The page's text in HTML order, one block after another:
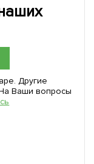
Другие
Ваши вопросы